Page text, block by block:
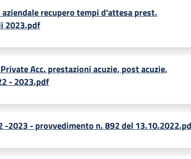
recupero tempi d'attesa prest.
2023.pdf
Acc. prestazioni acuzie, post acuzie,
- 2023.pdf
-2023 - provvedimento n. 892 del